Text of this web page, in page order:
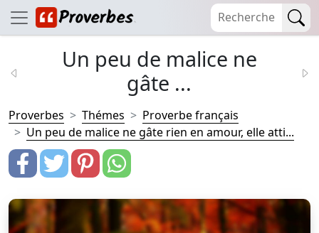
Un peu de malice ne
gâte ...
Proverbes Thémes
Proverbe français
Un peu de malice ne gâte rien en amour, elle atti...